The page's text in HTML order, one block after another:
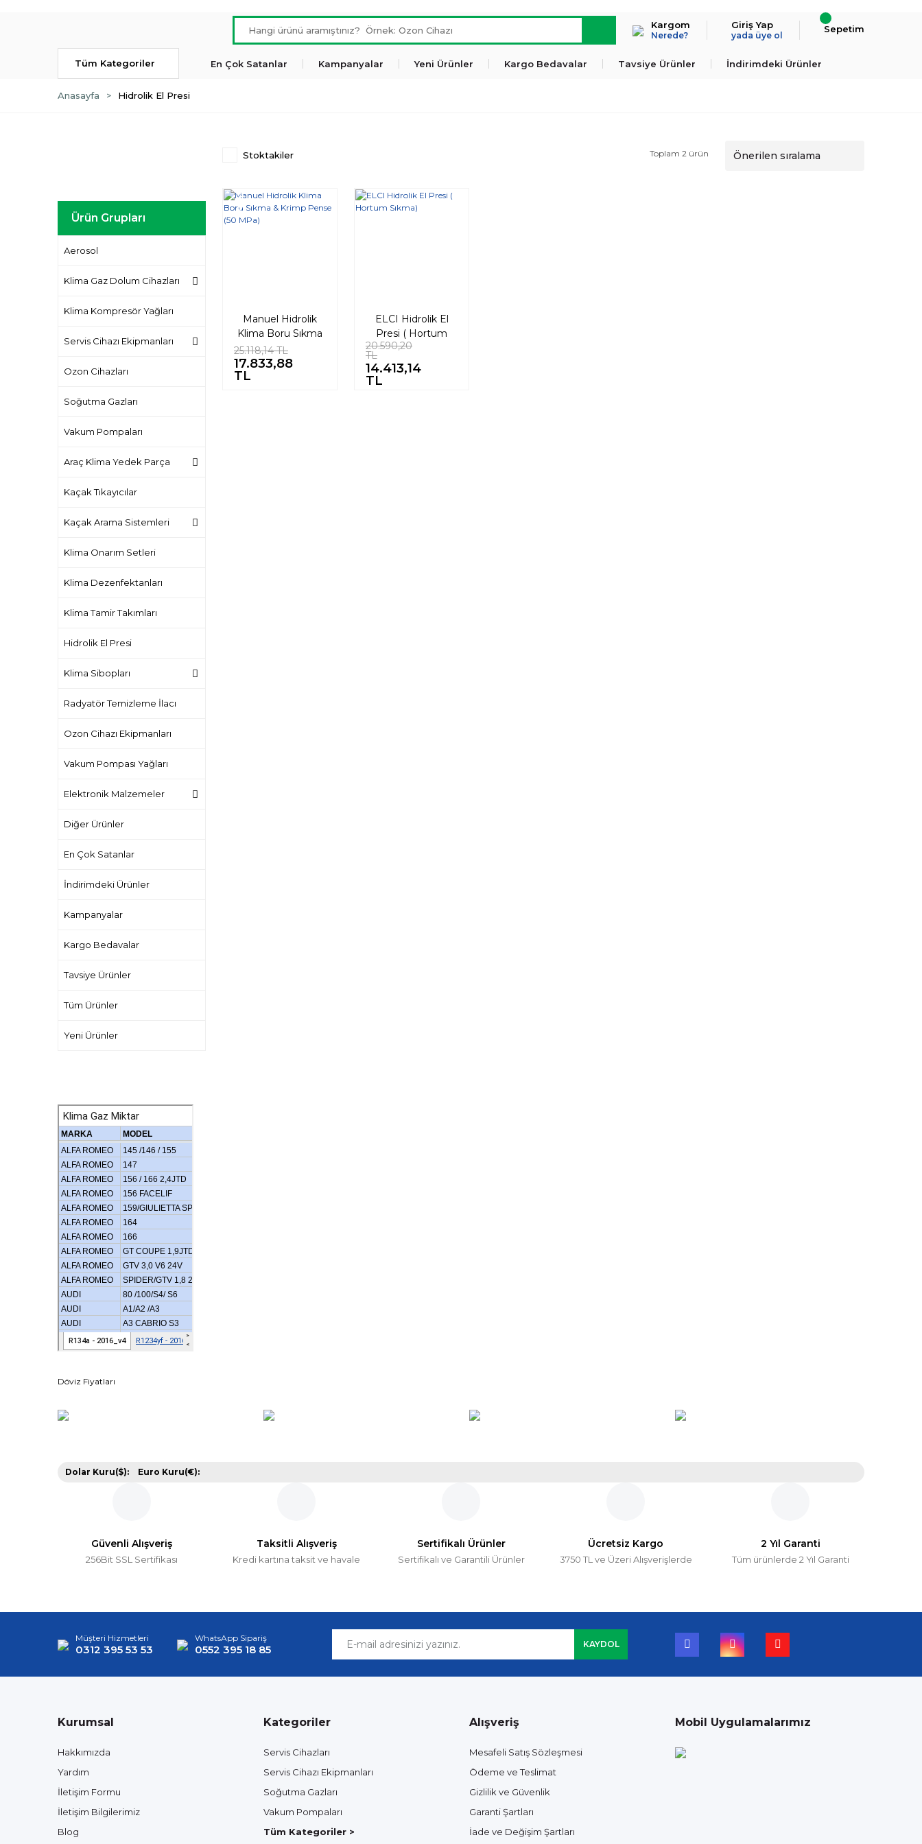
Kargom
Nerede?
Giriş Yap
yada üye ol
Sepetim
Tüm Kategoriler En Çok Satanlar Kampanyalar Yeni Ürünler Kargo Bedavalar Tavsiye Ürünler İndirimdeki Ürünler
Anasayfa Hidrolik El Presi
Ürün Grupları
Aerosol
Klima Gaz Dolum Cihazları
Klima Kompresör Yağları
Servis Cihazı Ekipmanları
Ozon Cihazları
Soğutma Gazları
Vakum Pompaları
Araç Klima Yedek Parça
Kaçak Tıkayıcılar
Kaçak Arama Sistemleri
Klima Onarım Setleri
Klima Dezenfektanları
Klima Tamir Takımları
Hidrolik El Presi
Klima Sibopları
Radyatör Temizleme İlacı
Ozon Cihazı Ekipmanları
Vakum Pompası Yağları
Elektronik Malzemeler
Diğer Ürünler
En Çok Satanlar
İndirimdeki Ürünler
Kampanyalar
Kargo Bedavalar
Tavsiye Ürünler
Tüm Ürünler
Yeni Ürünler
Döviz Fiyatları
Stoktakiler Toplam 2 ürün
Yeni
Manuel Hidrolik
Klima Boru Sıkma
& Krimp Pense (50
MPa)
25.118,14 TL
17.833,88
TL
ELCI Hidrolik El
Presi ( Hortum
Sıkma)
20.590,20
TL
14.413,14
TL
Dolar Kuru($): Euro Kuru(€):
Güvenli Alışveriş
256Bit SSL Sertifikası
Taksitli Alışveriş
Kredi kartına taksit ve havale
Sertifikalı Ürünler
Sertifikalı ve Garantili Ürünler
Ücretsiz Kargo
3750 TL ve Üzeri Alışverişlerde
2 Yıl Garanti
Tüm ürünlerde 2 Yıl Garanti
Müşteri Hizmetleri
0312 395 53 53
WhatsApp Sipariş
0552 395 18 85 KAYDOL
Kurumsal
Hakkımızda
Yardım
İletişim Formu
İletişim Bilgilerimiz
Blog
Kategoriler
Servis Cihazları
Servis Cihazı Ekipmanları
Soğutma Gazları
Vakum Pompaları
Tüm Kategoriler >
Alışveriş
Mesafeli Satış Sözleşmesi
Ödeme ve Teslimat
Gizlilik ve Güvenlik
Garanti Şartları
İade ve Değişim Şartları
Mobil Uygulamalarımız